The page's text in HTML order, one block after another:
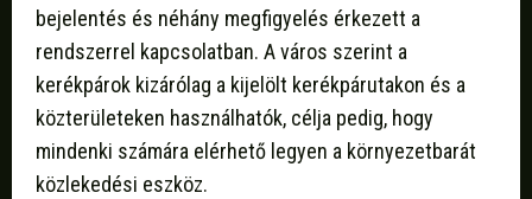
bejelentés és néhány megfigyelés érkezett a
rendszerrel kapcsolatban. A város szerint a
kerékpárok kizárólag a kijelölt kerékpárutakon és a
közterületeken használhatók, célja pedig, hogy
mindenki számára elérhető legyen a környezetbarát
közlekedési eszköz.